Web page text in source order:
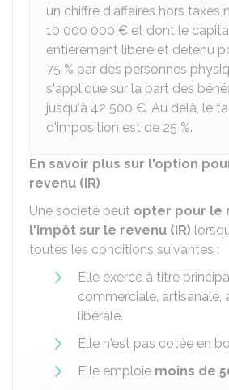
un chiffre d'affaires hors taxes
10 000 000 € et dont le
entièrement libéré et détenu
75 % par des personnes
s'applique sur la part des
jusqu'à 42 500 €. Au delà, le
d'imposition est de 25 %.
En savoir plus sur l'option
revenu (IR)
Une société peut opter pour le
l'impôt sur le revenu (IR)
toutes les conditions suivantes :
Elle exerce à titre
commerciale, artisanale,
libérale.
Elle n'est pas cotée en
Elle emploie moins de